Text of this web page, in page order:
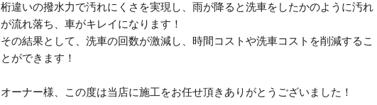
桁違いの撥水力で汚れにくさを実現し、雨が降ると洗車をしたかのように汚れ
が流れ落ち、車がキレイになります！
その結果として、洗車の回数が激減し、時間コストや洗車コストを削減するこ
とができます！
オーナー様、この度は当店に施工をお任せ頂きありがとうございました！